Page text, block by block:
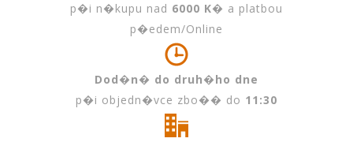
p�i n�kupu nad 6000 K� a platbou
p�edem/Online
Dod�n� do druh�ho dne
p�i objedn�vce zbo�� do 11:30